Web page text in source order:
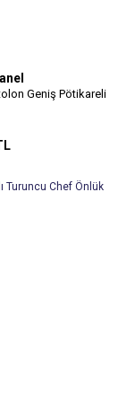
Geniş Pötikareli